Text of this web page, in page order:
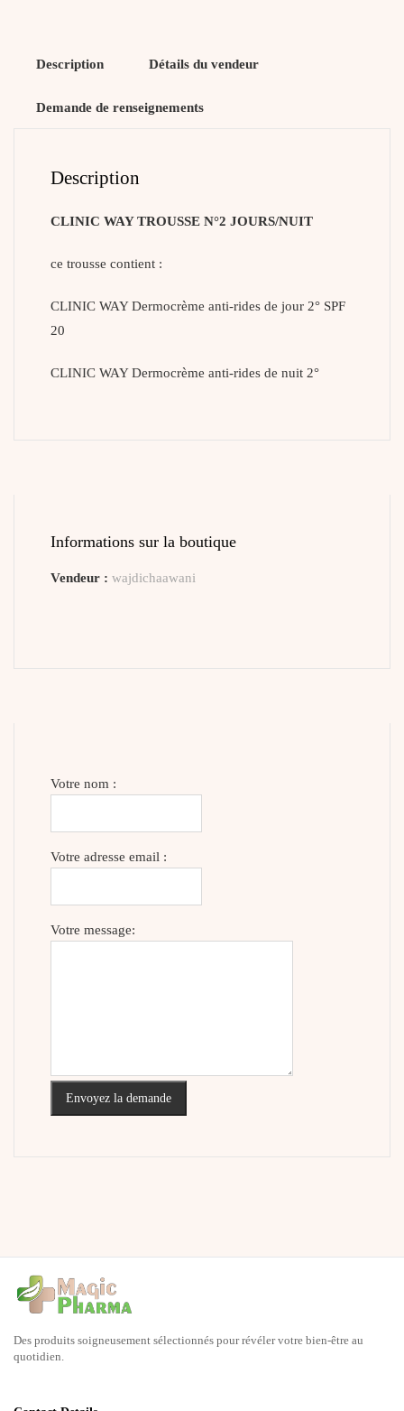
Description Détails du vendeur
Demande de renseignements
Description
CLINIC WAY TROUSSE N°2 JOURS/NUIT
ce trousse contient :
CLINIC WAY Dermocrème anti-rides de jour 2° SPF
20
CLINIC WAY Dermocrème anti-rides de nuit 2°
Informations sur la boutique
Vendeur : wajdichaawani
Votre nom :
Votre adresse email :
Votre message:
Envoyez la demande
Des produits soigneusement sélectionnés pour révéler votre bien-être au
quotidien.